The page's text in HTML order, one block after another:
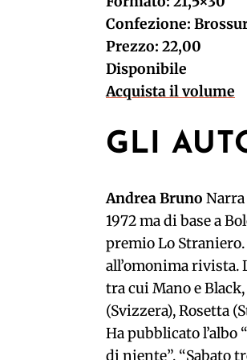
Confezione:
Prezzo: 22,00
Disponibile
Acquista il volume
GLI
Andrea Bruno
1972 ma di base a
premio Lo
all’omonima rivista.
tra cui Mano e
(Svizzera), Rosetta
Ha pubblicato
di niente”, “Sabato